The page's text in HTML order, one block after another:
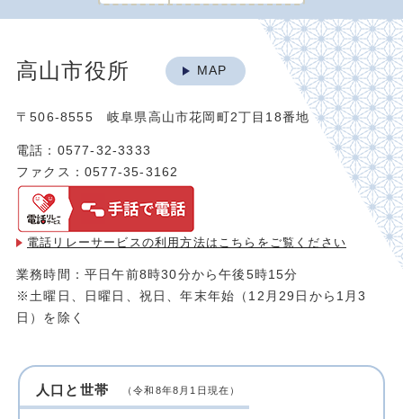
高山市役所 MAP
〒506-8555 岐阜県高山市花岡町2丁目18番地
電話：0577-32-3333
ファクス：0577-35-3162
電話リレーサービスの利用方法は こちらをご覧ください
業務時間：平日午前8時30分から午後5時15分
※土曜日、日曜日、祝日、年末年始（12月29日から1月3
日）を除く
人口と世帯 （令和8年8月1日現在）